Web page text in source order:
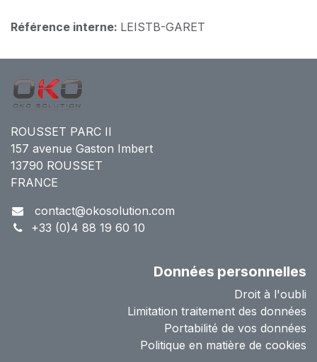
Référence interne: LEISTB-GARET
ROUSSET PARC II
157 avenue Gaston Imbert
13790 ROUSSET
FRANCE
contact@okosolution.com
+33 (0)4 88 19 60 10
Données personnelles
Droit à l'oubli
Limitation traitement des données
Portabilité de vos données
Politique en matière de cookies